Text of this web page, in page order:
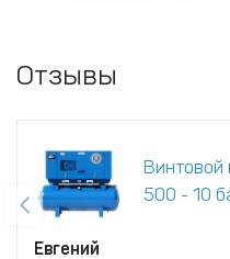
Отзывы
500 - 10
Евгений